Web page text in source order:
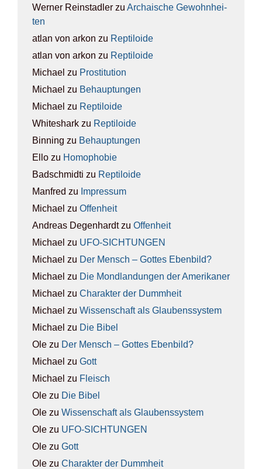
Werner Reinstadler zu Archai­sche Gewohn­hei­
ten
atlan von arkon zu Rep­ti­lo­ide
atlan von arkon zu Rep­ti­lo­ide
Michael zu Pro­sti­tu­ti­on
Michael zu Behaup­tun­gen
Michael zu Rep­ti­lo­ide
Whiteshark zu Rep­ti­lo­ide
Binning zu Behaup­tun­gen
Ello zu Homo­pho­bie
Badschmidti zu Rep­ti­lo­ide
Manfred zu Impres­sum
Michael zu Offen­heit
Andreas Degenhardtzu Offen­heit
Michael zu UFO-SICH­TUN­GEN
Michael zu Der Mensch – Got­tes Eben­bild?
Michael zu Die Mond­lan­dun­gen der Ame­ri­ka­ner
Michael zu Cha­rak­ter der Dumm­heit
Michael zu Wis­sen­schaft als Glau­bens­sys­tem
Michael zu Die Bibel
Ole zu Der Mensch – Got­tes Eben­bild?
Michael zu Gott
Michael zu Fleisch
Ole zu Die Bibel
Ole zu Wis­sen­schaft als Glau­bens­sys­tem
Ole zu UFO-SICH­TUN­GEN
Ole zu Gott
Ole zu Cha­rak­ter der Dumm­heit